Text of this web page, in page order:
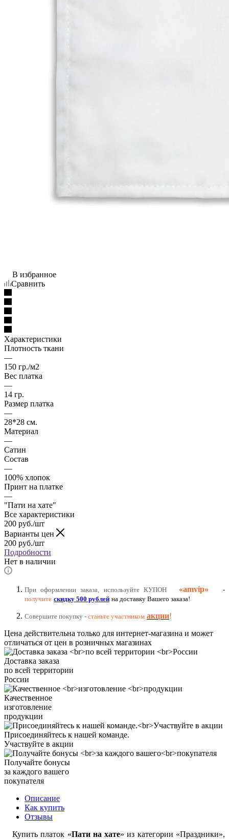
В избранное
Сравнить
Характеристики
Плотность ткани
—
150 гр./м2
Вес платка
—
14 гр.
Размер платка
—
28*28 см.
Материал
—
Сатин
Состав
—
100% хлопок
Принт на платке
—
"Пати на хате"
Все характеристики
200 руб./шт
Варианты цен
200 руб./шт
Подробности
Нет в наличии
При оформлении заказа, используйте КУПОН «amvip»
-
получите скидку 500 рублей на доставку Вашего заказа!
Совершите покупку - станьте участником акции!
Цена действительна только для интернет-магазина и может
отличаться от цен в розничных магазинах
Доставка заказа
по всей территории
России
Качественное
изготовление
продукции
Присоединяйтесь к нашей команде.
Участвуйте в акции
Получайте бонусы
за каждого вашего
покупателя
Описание
Как купить
Отзывы
Купить платок «Пати на хате» из категории «Праздники»,